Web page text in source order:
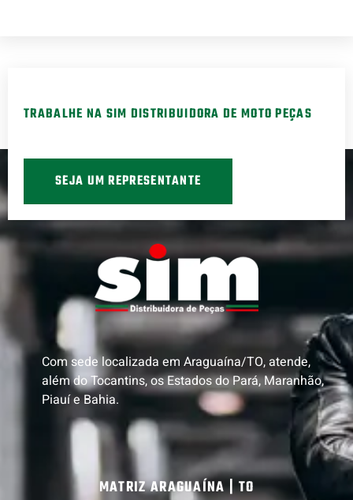
TRABALHE NA SIM DISTRIBUIDORA DE MOTO PEÇAS
SEJA UM REPRESENTANTE
Com sede localizada em Araguaína/TO, atende,
além do Tocantins, os Estados do Pará, Maranhão,
Piauí e Bahia.
MATRIZ ARAGUAÍNA | TO